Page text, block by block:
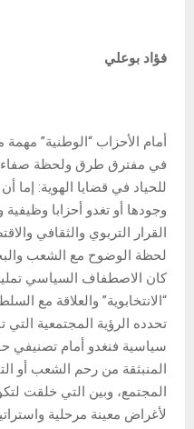
فؤاد بوعلي
أمام الأحزاب “الوطنية”
في مفترق طرق ولحظة صفاء
للحياد في قضايا الهوية: إما
وجودها أو تغدو أحزابا
القرار التربوي والثقافي
لحظة الوضوح مع الشعب
كان الاصطفاف السياسي
“الانتخابوية” والعلاقة مع
تحدده الرؤية المجتمعية التي
سياسية فنغدو أمام تصنيفي
المنبثقة من رحم الشعب أو
المجتمع، وبين التي خلقت
لأغراض معينة مرحلية